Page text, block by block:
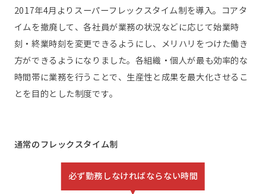
2017年4月よりスーパーフレックスタイム制を導入。コアタ
イムを撤廃して、各社員が業務の状況などに応じて始業時
刻・終業時刻を変更できるようにし、メリハリをつけた働き
方ができるようになりました。各組織・個人が最も効率的な
時間帯に業務を行うことで、生産性と成果を最大化させるこ
とを目的とした制度です。
通常のフレックスタイム制
必ず勤務しなければならない時間